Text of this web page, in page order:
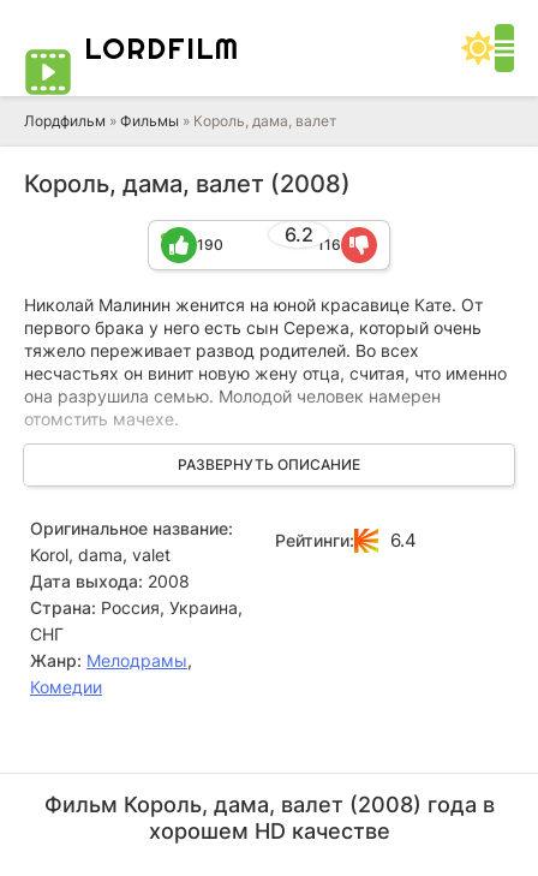
LORDFILM
Лордфильм » Фильмы » Король, дама, валет
Король, дама, валет (2008)
6.2
190 116
Николай Малинин женится на юной красавице Кате. От
первого брака у него есть сын Сережа, который очень
тяжело переживает развод родителей. Во всех
несчастьях он винит новую жену отца, считая, что именно
она разрушила семью. Молодой человек намерен
отомстить мачехе.
Приятель героя в шутку предлагает тому соблазнить
Катю. Сергей поддается на его уговоры, но сам не
результате Сергей влюбляется в Катю, а та не знает, что
ей делать. Девушка буквально разрывается между отцом
и сыном. «Извращенная» связь шокирует всех – подруг
Кати, приятелей Сергея… В итоге об измене узнает и
Николай. Любовный треугольник дает трещину.
РАЗВЕРНУТЬ ОПИСАНИЕ
Оригинальное название:
Korol, dama, valet
Дата выхода: 2008
Страна: Россия, Украина,
СНГ
Жанр: Мелодрамы,
Комедии
Рейтинги: 6.4
(Наташа)
(Сережа)
Фильм Король, дама, валет (2008) года в
хорошем HD качестве